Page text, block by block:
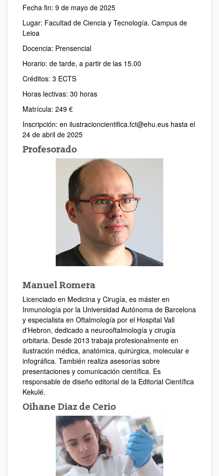
Fecha fin: 9 de mayo de 2025
Lugar: Facultad de Ciencia y Tecnología. Campus de
Leioa
Docencia: Prensencial
Horario: de tarde, a partir de las 15.00
Créditos: 3 ECTS
Horas lectivas: 30 horas
Matrícula: 249 €
Inscripción: en ilustracioncientifica.fct@ehu.eus hasta el
24 de abril de 2025
Profesorado
Manuel Romera
Licenciado en Medicina y Cirugía, es máster en
Inmunología por la Universidad Autónoma de Barcelona
y especialista en Oftalmología por el Hospital Vall
d'Hebron, dedicado a neurooftalmología y cirugía
orbitaria. Desde 2013 trabaja profesionalmente en
ilustración médica, anatómica, quirúrgica, molecular e
infográfica. También realiza asesorías sobre
presentaciones y comunicación científica. Es
responsable de diseño editorial de la Editorial Científica
Kekulé.
Oihane Diaz de Cerio